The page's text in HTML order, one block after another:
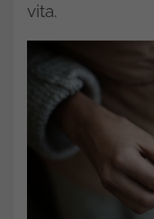
vita.